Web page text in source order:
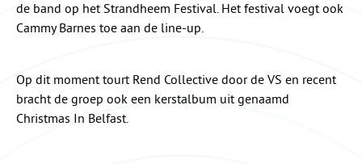
de band op het Strandheem Festival. Het festival voegt ook
Cammy Barnes toe aan de line-up.
Op dit moment tourt Rend Collective door de VS en recent
bracht de groep ook een kerstalbum uit genaamd
Christmas In Belfast.